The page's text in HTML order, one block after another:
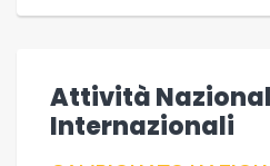
Attività
Internazionali